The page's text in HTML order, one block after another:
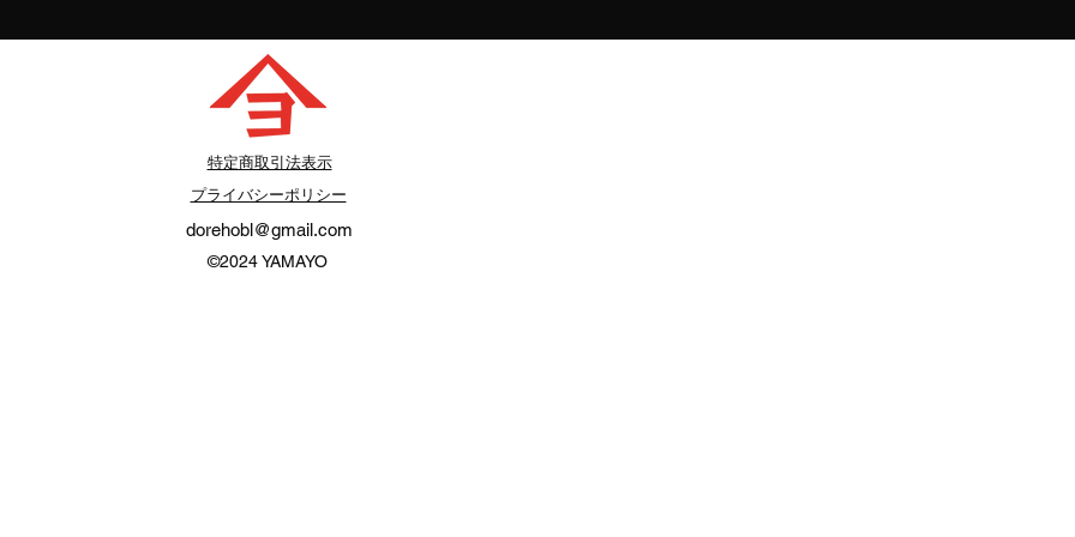
​特定商取引法表示
プライバシーポリシー
dorehobl@gmail.com
©2024YAMAYO